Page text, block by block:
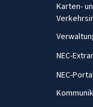
Karten-
NEC-
NEC-